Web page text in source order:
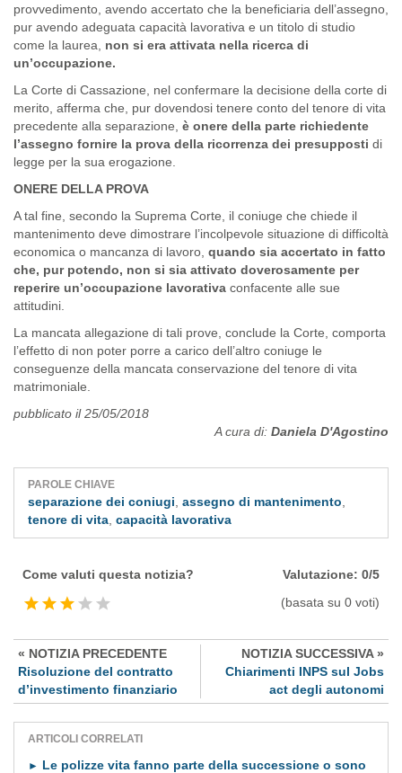
provvedimento, avendo accertato che la beneficiaria dell’assegno,
pur avendo adeguata capacità lavorativa e un titolo di studio
come la laurea,
non si era attivata nella ricerca di
un’occupazione.
La Corte di Cassazione, nel confermare la decisione della corte di
merito, afferma che, pur dovendosi tenere conto del tenore di vita
precedente alla separazione, è onere della parte richiedente
l’assegno fornire la prova della ricorrenza dei presupposti di
legge per la sua erogazione.
ONERE DELLA PROVA
A tal fine, secondo la Suprema Corte, il coniuge che chiede il
mantenimento deve dimostrare l’incolpevole situazione di difficoltà
economica o mancanza di lavoro, quando sia accertato in fatto
che, pur potendo, non si sia attivato doverosamente per
reperire un’occupazione lavorativa confacente alle sue
attitudini.
La mancata allegazione di tali prove, conclude la Corte, comporta
l’effetto di non poter porre a carico dell’altro coniuge le
conseguenze della mancata conservazione del tenore di vita
matrimoniale.
pubblicato il 25/05/2018
A cura di: Daniela D'Agostino
PAROLE CHIAVE
separazione dei coniugi assegno di mantenimento
tenore di vita capacità lavorativa
Come valuti questa notizia?
Valutazione: 0/5
(basata su 0 voti)
« NOTIZIA PRECEDENTE
Risoluzione del contratto
d’investimento finanziario
NOTIZIA SUCCESSIVA »
Chiarimenti INPS sul Jobs
act degli autonomi
ARTICOLI CORRELATI
► Le polizze vita fanno parte della successione o sono